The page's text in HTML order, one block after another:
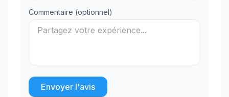
Commentaire (optionnel)
Envoyer l'avis